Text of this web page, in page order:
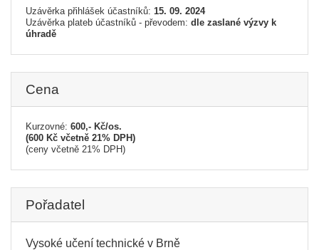
Uzávěrka přihlášek účastníků: 15. 09. 2024
Uzávěrka plateb účastníků - převodem: dle zaslané výzvy k
úhradě
Cena
Kurzovné: 600,- Kč/os.
(600 Kč včetně 21% DPH)
(ceny včetně 21% DPH)
Pořadatel
Vysoké učení technické v Brně